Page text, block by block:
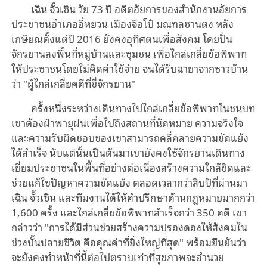
เฉิน จั้วเซิน วัย 73 ปี อดีตอัยการของสำนักงานอัยการ
ประชาชนอำเภออี๋หยวน เมืองจือโป๋ มณฑลซานตง หลัง
เกษียณตั้งแต่ปี 2016 ยังคงอุทิศตนเพื่อสังคม โดยปั่น
จักรยานลงพื้นที่หมู่บ้านและชุมชน เพื่อไกล่เกลี่ยข้อพิพาท
ให้ประชาชนโดยไม่คิดค่าใช้จ่าย จนได้รับฉายาจากชาวบ้าน
ว่า "ผู้ไกล่เกลี่ยคดีที่ขี่จักรยาน"
ครั้งหนึ่งระหว่างเดินทางไปไกล่เกลี่ยข้อพิพาทในชนบท
เขาต้องฝ่าพายุฝนเพื่อไปถึงสถานที่นัดหมาย ความจริงใจ
และความรับผิดชอบของเขาสามารถคลี่คลายความขัดแย้ง
ได้สำเร็จ นับแต่นั้นเป็นต้นมาเขายังคงใช้จักรยานเดินทาง
เยี่ยมประชาชนในพื้นที่อย่างต่อเนื่องสร้างความใกล้ชิดและ
ช่วยแก้ไขปัญหาความขัดแย้ง ตลอดเวลากว่าสิบปีที่ผ่านมา
เฉิน จั้วเซิน และทีมงานได้ให้คำปรึกษาด้านกฎหมายมากกว่า
1,600 ครั้ง และไกล่เกลี่ยข้อพิพาทสำเร็จกว่า 350 คดี เขา
กล่าวว่า "การได้มีส่วนช่วยสร้างความปรองดองให้สังคมใน
ช่วงบั้นปลายชีวิต คือคุณค่าที่ยิ่งใหญ่ที่สุด" พร้อมยืนยันว่า
จะยังคงทำหน้าที่นี้ต่อไปตราบเท่าที่สุขภาพจะอำนวย